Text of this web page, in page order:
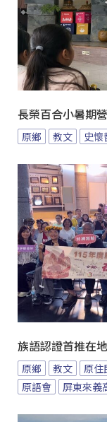
長榮百合小暑期
原鄉 教文 史
族語認證首推在
原鄉 教文 原住
原語會
屏東來義